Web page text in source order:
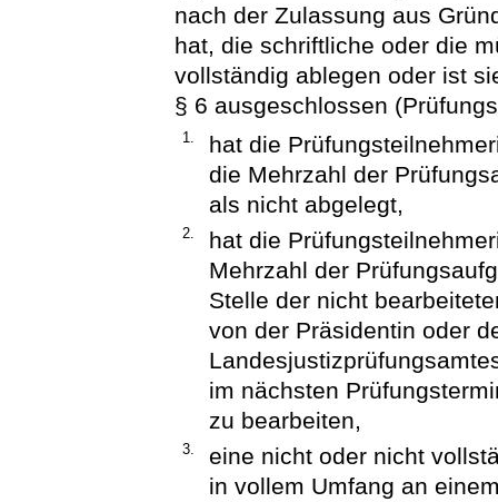
nach der Zulassung aus
hat, die schriftliche oder die
vollständig ablegen oder ist
§ 6 ausgeschlossen
1.
hat die
die Mehrzahl der
als nicht abgelegt,
2.
hat die
Mehrzahl der
Stelle der nicht
von der Präsidentin oder
im nächsten
zu bearbeiten,
3.
eine nicht oder nicht
in vollem Umfang an